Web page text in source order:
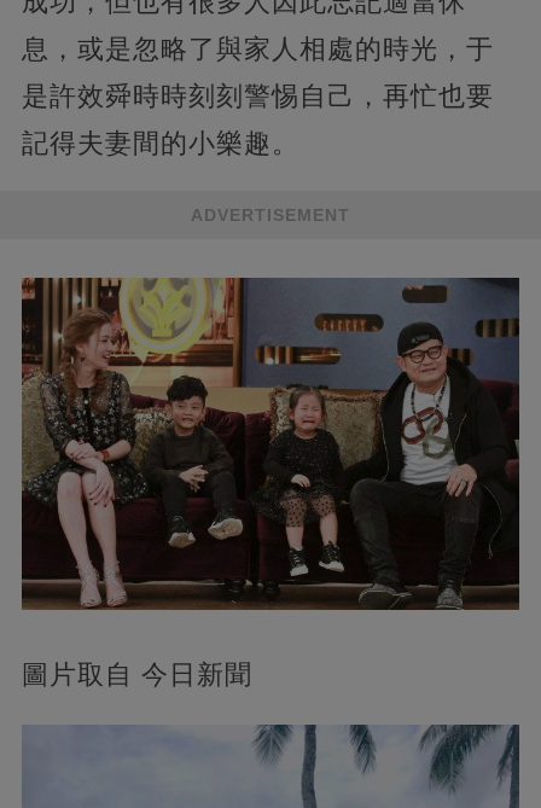
息，或是忽略了與家人相處的時光，于
是許效舜時時刻刻警惕自己，再忙也要
記得夫妻間的小樂趣。
ADVERTISEMENT
圖片取自 今日新聞